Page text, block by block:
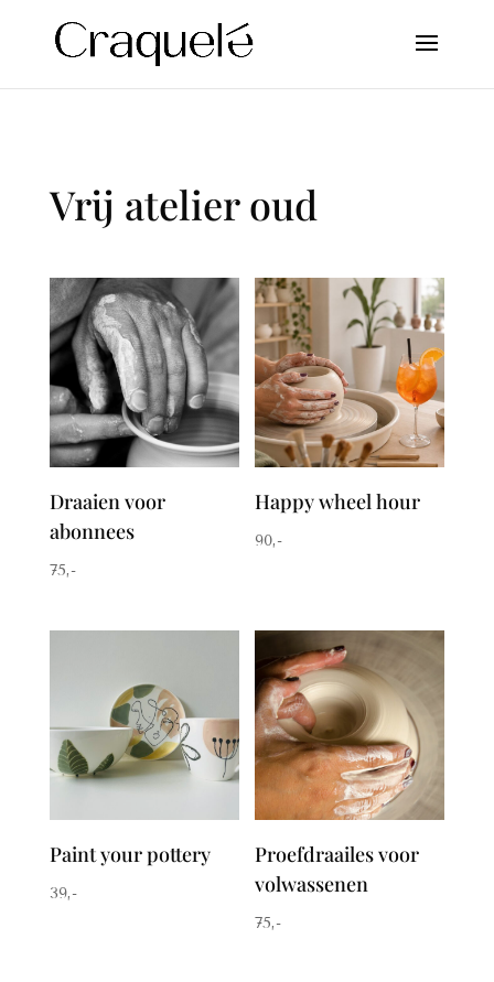
Vrij atelier oud
Draaien voor
abonnees
75,-
Happy wheel hour
90,-
Paint your pottery
39,-
Proefdraailes voor
volwassenen
75,-